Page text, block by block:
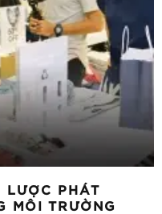
LƯỢC PHÁT
MÔI TRƯỜNG